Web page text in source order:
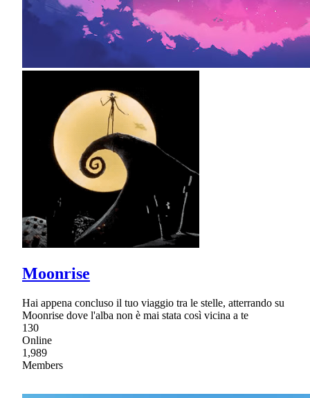
Moonrise
Hai appena concluso il tuo viaggio tra le stelle, atterrando su
Moonrise dove l'alba non è mai stata così vicina a te
130
Online
1,989
Members